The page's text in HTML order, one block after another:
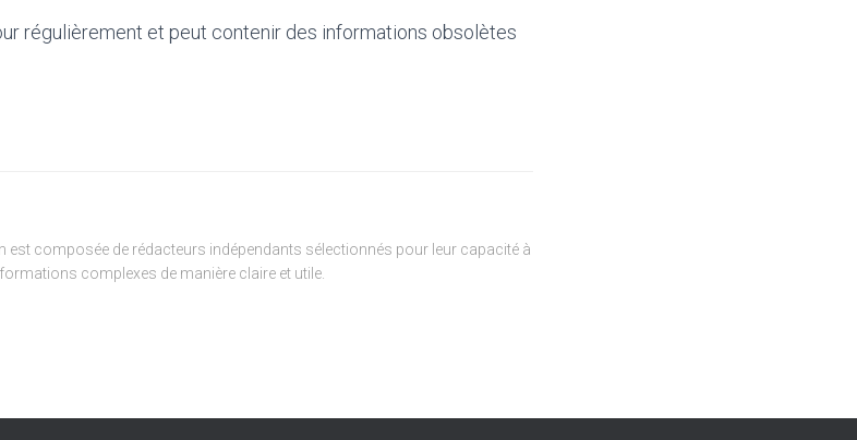
régulièrement et peut contenir des informations obsolètes
est composée de rédacteurs indépendants sélectionnés pour leur capacité à
complexes de manière claire et utile.